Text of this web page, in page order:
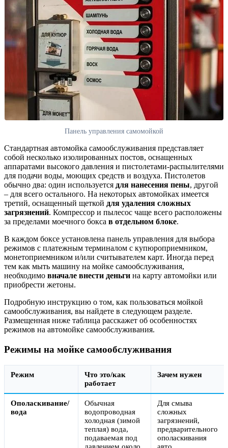
Панель управления самомойкой
Стандартная автомойка самообслуживания представляет
собой несколько изолированных постов, оснащенных
аппаратами высокого давления и пистолетами-распылителями
для подачи воды, моющих средств и воздуха. Пистолетов
обычно два: один используется для нанесения пены, другой
– для всего остального. На некоторых автомойках имеется
третий, оснащенный щеткой для удаления сложных
загрязнений. Компрессор и пылесос чаще всего расположены
за пределами моечного бокса в отдельном блоке.
В каждом боксе установлена панель управления для выбора
режимов с платежным терминалом с купюроприемником,
монетоприемником и/или считывателем карт. Иногда перед
тем как мыть машину на мойке самообслуживания,
необходимо вначале внести деньги на карту автомойки или
приобрести жетоны.
Подробную инструкцию о том, как пользоваться мойкой
самообслуживания, вы найдете в следующем разделе.
Размещенная ниже таблица расскажет об особенностях
режимов на автомойке самообслуживания.
Режимы на мойке самообслуживания
Режим
Что это/как
работает
Зачем нужен
Ополаскивание/
вода
Обычная
водопроводная
холодная (зимой
теплая) вода,
подаваемая под
давлением около
Для смыва
сложных
загрязнений,
предварительного
ополаскивания
авто.